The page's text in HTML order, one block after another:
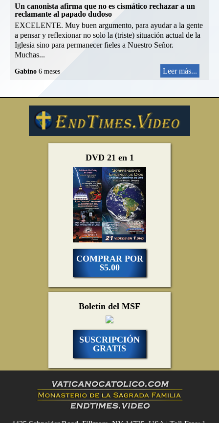
Un canonista afirma que no es cismático rechazar a un
reclamante al papado dudoso
EXCELENTE. Muy buen argumento, para ayudar a la gente
a pensar y reflexionar no solo la (triste) situación actual de la
Iglesia sino para permanecer fieles a Nuestro Señor.
Muchas...
Gabino 6 meses Leer más...
DVD 21 en 1
COMPRAR POR
$5.00
Boletín del MSF
SUSCRIPCIÓN
GRATIS